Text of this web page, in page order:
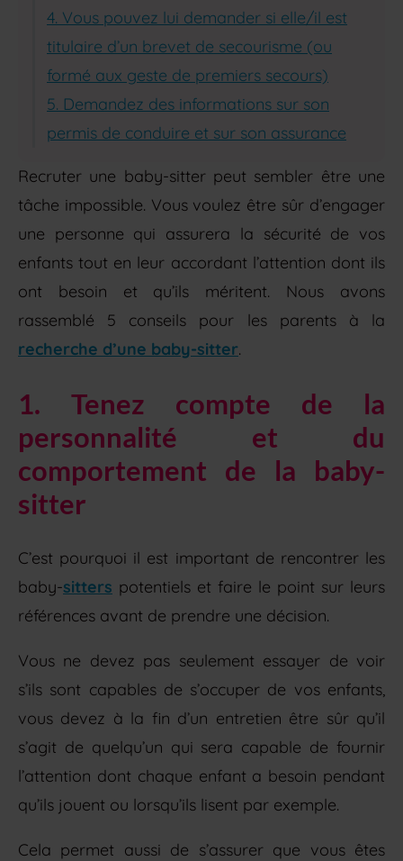
4. Vous pouvez lui demander si elle/il est
titulaire d’un brevet de secourisme (ou
formé aux geste de premiers secours)
5. Demandez des informations sur son
permis de conduire et sur son assurance
Recruter une baby-sitter peut sembler être une
tâche impossible. Vous voulez être sûr d’engager
une personne qui assurera la sécurité de vos
enfants tout en leur accordant l’attention dont ils
ont besoin et qu’ils méritent. Nous avons
rassemblé 5 conseils pour les parents à la
recherche d’une baby-sitter.
1. Tenez compte de la
personnalité et du
comportement de la baby-
sitter
C’est pourquoi il est important de rencontrer les
baby-sitters potentiels et faire le point sur leurs
références avant de prendre une décision.
Vous ne devez pas seulement essayer de voir
s’ils sont capables de s’occuper de vos enfants,
vous devez à la fin d’un entretien être sûr qu’il
s’agit de quelqu’un qui sera capable de fournir
l’attention dont chaque enfant a besoin pendant
qu’ils jouent ou lorsqu’ils lisent par exemple.
Cela permet aussi de s’assurer que vous êtes